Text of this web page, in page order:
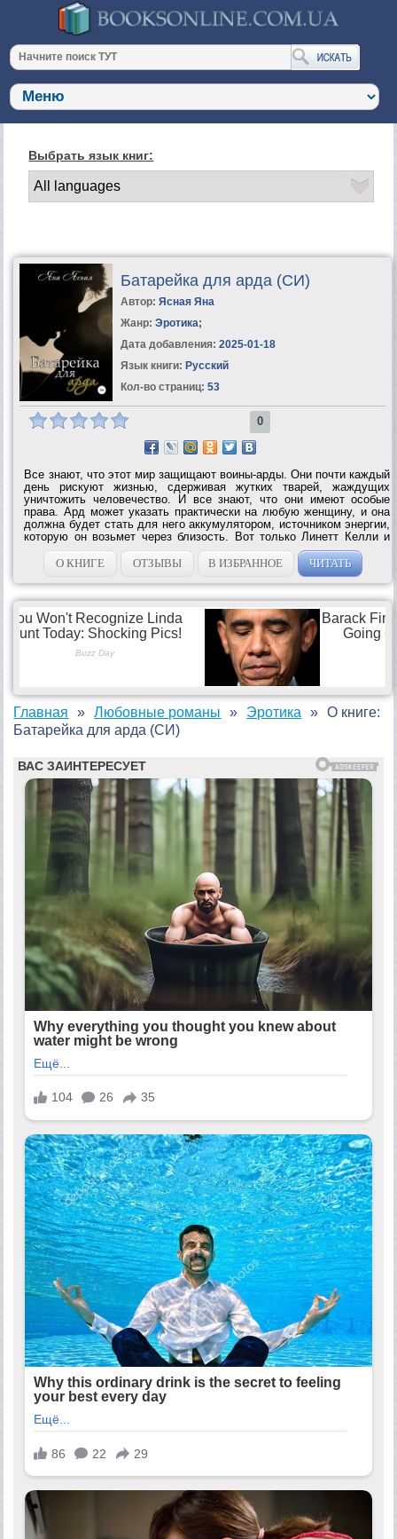
Выбрать язык книг:
Батарейка для арда (СИ)
Автор: Ясная Яна
Жанр: Эротика;
Дата добавления: 2025-01-18
Язык книги: Русский
Кол-во страниц: 53
0
Все знают, что этот мир защищают воины-арды. Они почти каждый
день рискуют жизнью, сдерживая жутких тварей, жаждущих
уничтожить человечество. И все знают, что они имеют особые
права. Ард может указать практически на любую женщину, и она
должна будет стать для него аккумулятором, источником энергии,
которую он возьмет через близость. Вот только Линетт Келли и
подумать не могла, что такая честь выпадет именно ей. Внимание!
В тексте...О КНИГЕ ОТЗЫВЫ В ИЗБРАННОЕ ЧИТАТЬ
Главная Любовные романы Эротика
О книге:
Батарейка для арда (СИ)